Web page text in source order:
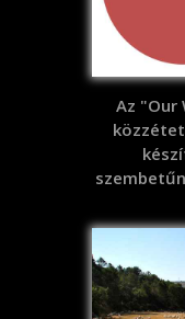
Az "Our